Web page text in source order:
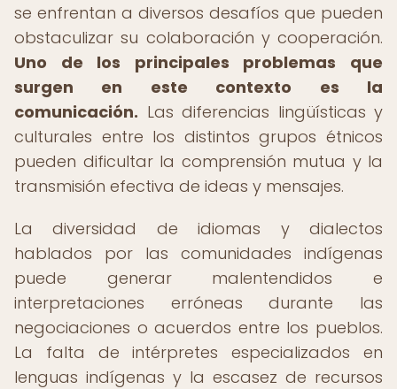
se enfrentan a diversos desafíos que pueden
obstaculizar su colaboración y cooperación.
Uno de los principales problemas que
surgen en este contexto es la
comunicación. Las diferencias lingüísticas y
culturales entre los distintos grupos étnicos
pueden dificultar la comprensión mutua y la
transmisión efectiva de ideas y mensajes.
La diversidad de idiomas y dialectos
hablados por las comunidades indígenas
puede generar malentendidos e
interpretaciones erróneas durante las
negociaciones o acuerdos entre los pueblos.
La falta de intérpretes especializados en
lenguas indígenas y la escasez de recursos